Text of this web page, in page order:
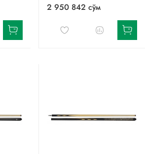
2 950 842 сўм